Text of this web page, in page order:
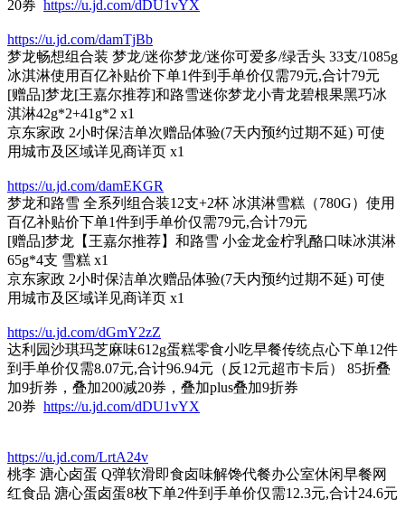
20券 https://u.jd.com/dDU1vYX
https://u.jd.com/damTjBb
梦龙畅想组合装 梦龙/迷你梦龙/迷你可爱多/绿舌头 33支/1085g
冰淇淋使用百亿补贴价下单1件到手单价仅需79元,合计79元
[赠品]梦龙[王嘉尔推荐]和路雪迷你梦龙小青龙碧根果黑巧冰
淇淋42g*2+41g*2 x1
京东家政 2小时保洁单次赠品体验(7天内预约过期不延) 可使
用城市及区域详见商详页 x1
https://u.jd.com/damEKGR
梦龙和路雪 全系列组合装12支+2杯 冰淇淋雪糕（780G）使用
百亿补贴价下单1件到手单价仅需79元,合计79元
[赠品]梦龙【王嘉尔推荐】和路雪 小金龙金柠乳酪口味冰淇淋
65g*4支 雪糕 x1
京东家政 2小时保洁单次赠品体验(7天内预约过期不延) 可使
用城市及区域详见商详页 x1
https://u.jd.com/dGmY2zZ
达利园沙琪玛芝麻味612g蛋糕零食小吃早餐传统点心下单12件
到手单价仅需8.07元,合计96.94元（反12元超市卡后） 85折叠
加9折券，叠加200减20券，叠加plus叠加9折券
20券 https://u.jd.com/dDU1vYX
https://u.jd.com/LrtA24v
桃李 溏心卤蛋 Q弹软滑即食卤味解馋代餐办公室休闲早餐网
红食品 溏心蛋卤蛋8枚下单2件到手单价仅需12.3元,合计24.6元